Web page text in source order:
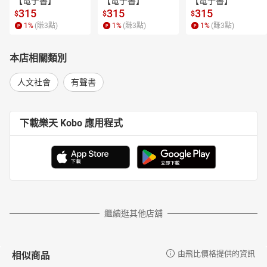
$315
1 % (賺3點)
$315
1 % (賺3點)
$315
1 % (賺3點)
本店相關類別
人文社會 有聲書
下載樂天 Kobo 應用程式
繼續逛其他店舖
相似商品 由飛比價格提供的資訊